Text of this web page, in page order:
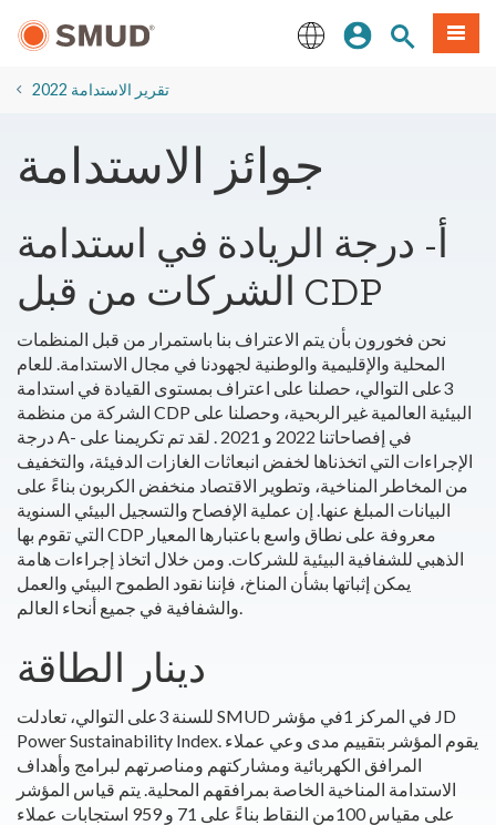
إلى
الرئيسي
تسجيل الدخول
بحث الموقع
طعام
2022 تقرير الاستدامة
جوائز الاستدامة
أ- درجة الريادة في استدامة
الشركات من قبل CDP
نحن فخورون بأن يتم الاعتراف بنا باستمرار من قبل المنظمات
المحلية والإقليمية والوطنية لجهودنا في مجال الاستدامة. للعام
3على التوالي، حصلنا على اعتراف بمستوى القيادة في استدامة
الشركة من منظمة CDP البيئية العالمية غير الربحية، وحصلنا على
درجة A- في إفصاحاتنا 2022 و 2021 . لقد تم تكريمنا على
الإجراءات التي اتخذناها لخفض انبعاثات الغازات الدفيئة، والتخفيف
من المخاطر المناخية، وتطوير الاقتصاد منخفض الكربون بناءً على
البيانات المبلغ عنها. إن عملية الإفصاح والتسجيل البيئي السنوية
التي تقوم بها CDP معروفة على نطاق واسع باعتبارها المعيار
الذهبي للشفافية البيئية للشركات. ومن خلال اتخاذ إجراءات هامة
يمكن إثباتها بشأن المناخ، فإننا نقود الطموح البيئي والعمل
والشفافية في جميع أنحاء العالم.
دينار الطاقة
للسنة 3على التوالي، تعادلت SMUD في المركز 1في مؤشر JD
Power Sustainability Index. يقوم المؤشر بتقييم مدى وعي عملاء
المرافق الكهربائية ومشاركتهم ومناصرتهم لبرامج وأهداف
الاستدامة المناخية الخاصة بمرافقهم المحلية. يتم قياس المؤشر
على مقياس 100من النقاط بناءً على 71 و 959 استجابات عملاء